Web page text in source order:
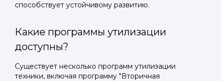
способствует устойчивому развитию.
Какие программы утилизации
доступны?
Существует несколько программ утилизации
техники, включая программу "Вторичная